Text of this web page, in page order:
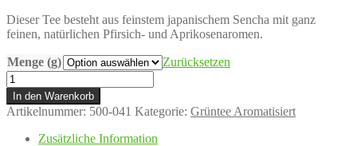
Dieser Tee besteht aus feinstem japanischem Sencha mit ganz
feinen, natürlichen Pfirsich- und Aprikosenaromen.
Menge (g)
Zurücksetzen
Sencha
Pfirsich/Aprikosen
Menge
In den Warenkorb
Artikelnummer: 500-041 Kategorie: Grüntee Aromatisiert
Zusätzliche Information